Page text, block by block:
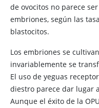
de ovocitos no parece
embriones, según las
blastocitos.
Los embriones se
invariablemente se
El uso de yeguas
diestro parece dar lugar
Aunque el éxito de la